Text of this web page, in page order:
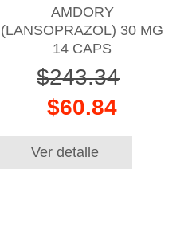
AMDORY
(LANSOPRAZOL) 30 MG
14 CAPS
$243.34
$60.84
Ver detalle